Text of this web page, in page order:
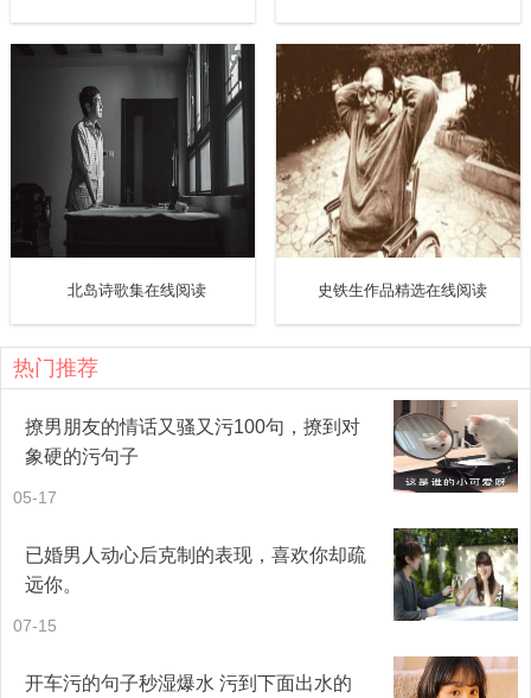
线，不就可以接吻吗？不过，隔空传吻这种事，用自己的电
话来做比较卫生。请尽量不要使用公共电话接吻。
然而，最多人关心的原来是以下这个处境：
大家激烈接吻的时候，他的一口唾液流进你的口腔里，你要
若无其事的吞下去还是怎样？吞下去好像很不卫生，拒绝吞
下去又会伤害他自尊心。这千分一秒之间，应该怎样做，原
来是千古艰难的一个问题。
女人问男人：“你会爱我多久？”
什么是永远？已经愈来愈少人说永远了。我们能够爱一个人
比他的生命更长久，却不可能比自己的生命更长久。我们爱
的人死了，我们仍然能够永远爱他，但是只能够爱到我们自
北岛诗歌集在线阅读 史铁生作品精选在线阅读
热门推荐
撩男朋友的情话又骚又污100句，撩到对
象硬的污句子
05-17
已婚男人动心后克制的表现，喜欢你却疏
远你。
07-15
开车污的句子秒湿爆水 污到下面出水的